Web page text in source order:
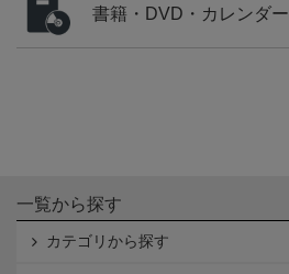
書籍・DVD・カレンダー
一覧から探す
カテゴリから探す